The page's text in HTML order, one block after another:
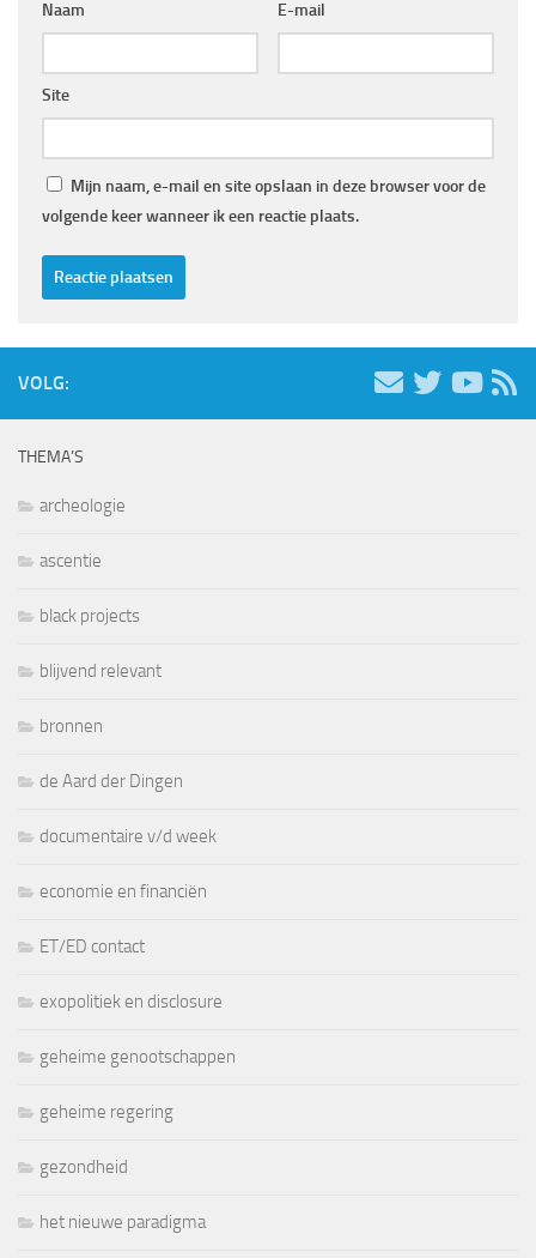
Naam E-mail
Site
Mijn naam, e-mail en site opslaan in deze browser voor de
volgende keer wanneer ik een reactie plaats.
VOLG:
THEMA’S
archeologie
ascentie
black projects
blijvend relevant
bronnen
de Aard der Dingen
documentaire v/d week
economie en financiën
ET/ED contact
exopolitiek en disclosure
geheime genootschappen
geheime regering
gezondheid
het nieuwe paradigma